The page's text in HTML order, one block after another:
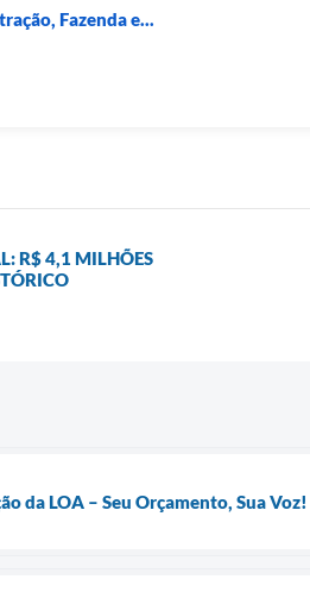
Fazenda e...
R$ 4,1 MILHÕES
da LOA – Seu Orçamento, Sua Voz!